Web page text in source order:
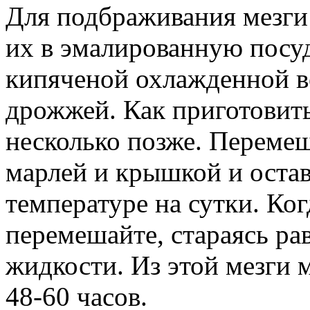
Для подбраживания
их в эмалированную
кипяченой охлажденной
дрожжей. Как
несколько позже.
марлей и крышкой и
температуре на сутки.
перемешайте, стараясь
жидкости. Из этой мезги
48-60 часов.